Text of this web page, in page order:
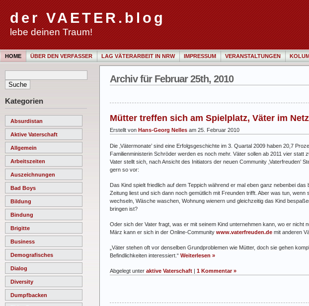
der VAETER.blog
lebe deinen Traum!
HOME ÜBER DEN VERFASSER LAG VÄTERARBEIT IN NRW IMPRESSUM VERANSTALTUNGEN
Kategorien
Absurdistan
Aktive Vaterschaft
Allgemein
Arbeitszeiten
Auszeichnungen
Bad Boys
Bildung
Bindung
Brigitte
Business
Demografisches
Dialog
Diversity
Dumpfbacken
Archiv für Februar 25th, 2010
Mütter treffen sich am Spielplatz, Väter im Netz
Erstellt von Hans-Georg Nelles am 25. Februar 2010
Die ‚Vätermonate’ sind eine Erfolgsgeschichte im 3. Quartal 2009 haben 20,7
Familienministerin Schröder werden es noch mehr. Väter sollen ab 2011 vier statt
Vater stellt sich, nach Ansicht des Initiators der neuen Community ‚Vaterfreuden’
gern so vor:
Das Kind spielt friedlich auf dem Teppich während er mal eben ganz nebenbei
Zeitung liest und sich dann noch gemütlich mit Freunden trifft. Aber was tun,
wechseln, Wäsche waschen, Wohnung wienern und gleichzeitig das Kind
bringen ist?
Oder sich der Vater fragt, was er mit seinem Kind unternehmen kann, wo er nicht
März kann er sich in der Online-Community www.vaterfreuden.de mit anderen
„Väter stehen oft vor denselben Grundproblemen wie Mütter, doch sie gehen
Befindlichkeiten interessiert.“ Weiterlesen »
Abgelegt unter aktive Vaterschaft | 1 Kommentar »